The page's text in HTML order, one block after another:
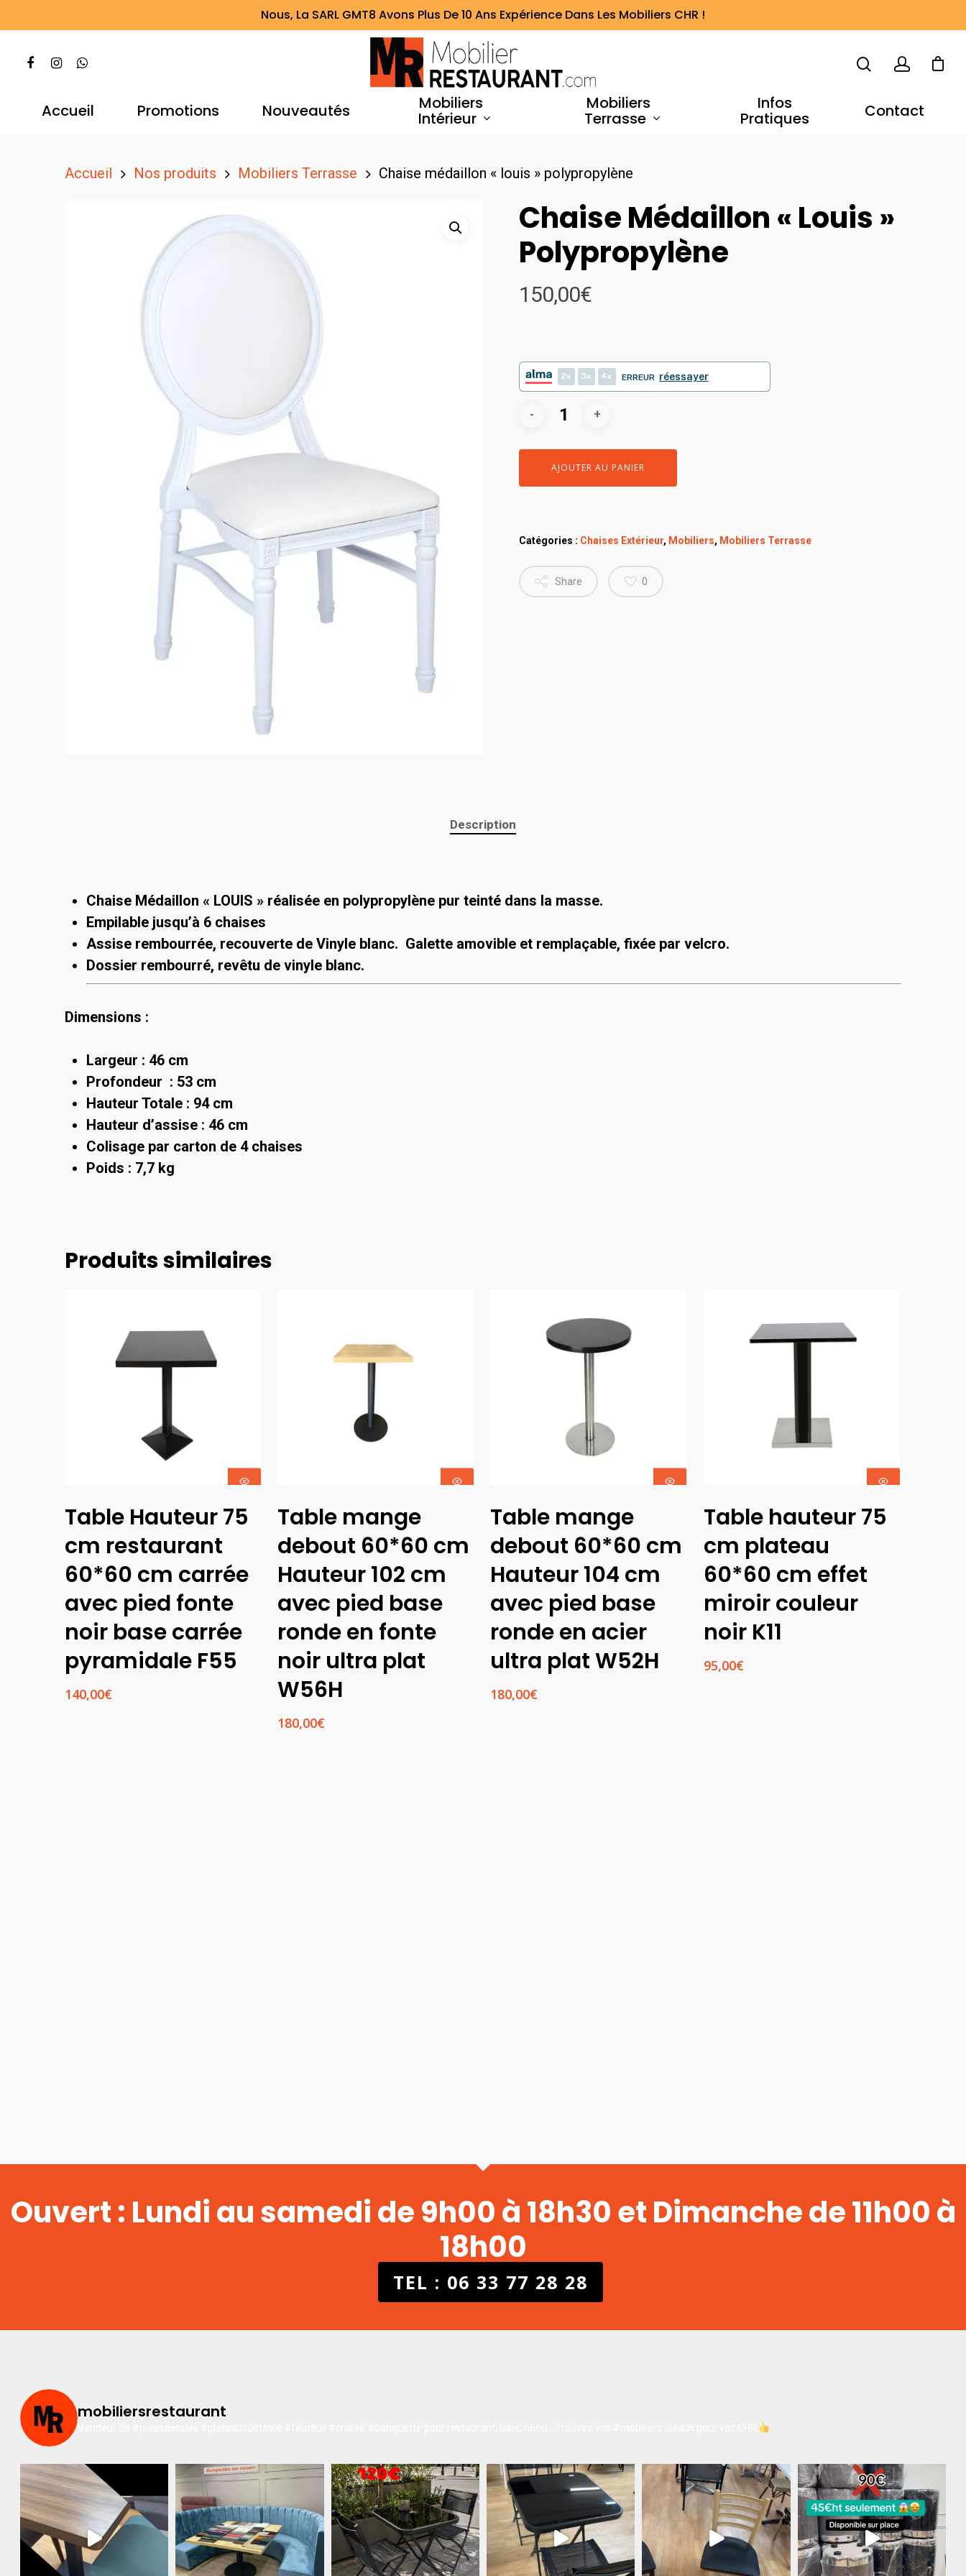
Nous, La SARL GMT8 Avons Plus De 10 Ans Expérience Dans Les Mobiliers CHR !
Hit enter to search or ESC to close
Accueil Promotions Nouveautés Mobiliers
Intérieur
Mobiliers
Terrasse
Infos
Pratiques Contact
Accueil Nos produits Mobiliers Terrasse Chaise médaillon « louis » polypropylène
Chaise Médaillon « Louis »
Polypropylène
150,00€
2 3 4 ERREUR réessayer
AJOUTER AU PANIER
Catégories : Chaises Extérieur, Mobiliers, Mobiliers Terrasse
Share 0
Description
Chaise Médaillon « LOUIS » réalisée en polypropylène pur teinté dans la masse.
Empilable jusqu’à 6 chaises
Assise rembourrée, recouverte de Vinyle blanc. Galette amovible et remplaçable, fixée par velcro.
Dossier rembourré, revêtu de vinyle blanc.
Dimensions :
Largeur : 46 cm
Profondeur : 53 cm
Hauteur Totale : 94 cm
Hauteur d’assise : 46 cm
Colisage par carton de 4 chaises
Poids : 7,7 kg
Produits similaires
Panier
Table Hauteur 75
cm restaurant
60*60 cm carrée
avec pied fonte
noir base carrée
pyramidale F55
140,00€
Panier
Table mange
debout 60*60 cm
Hauteur 102 cm
avec pied base
ronde en fonte
noir ultra plat
W56H
180,00€
Panier
Table mange
debout 60*60 cm
Hauteur 104 cm
avec pied base
ronde en acier
ultra plat W52H
180,00€
Panier
Table hauteur 75
cm plateau
60*60 cm effet
miroir couleur
noir K11
95,00€
Ouvert : Lundi au samedi de 9h00 à 18h30 et Dimanche de 11h00 à
18h00
TEL : 06 33 77 28 28
mobiliersrestaurant